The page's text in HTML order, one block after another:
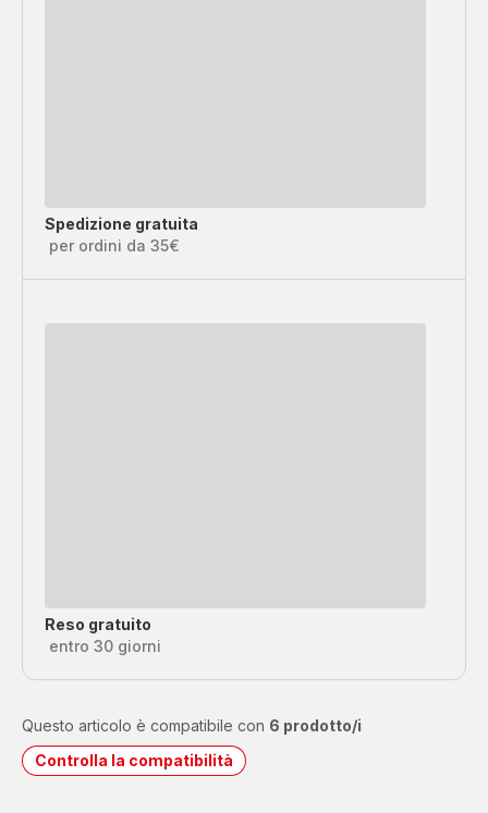
Spedizione gratuita
per ordini da 35€
Reso gratuito
entro 30 giorni
Questo articolo è compatibile con 6 prodotto/i
Controlla la compatibilità